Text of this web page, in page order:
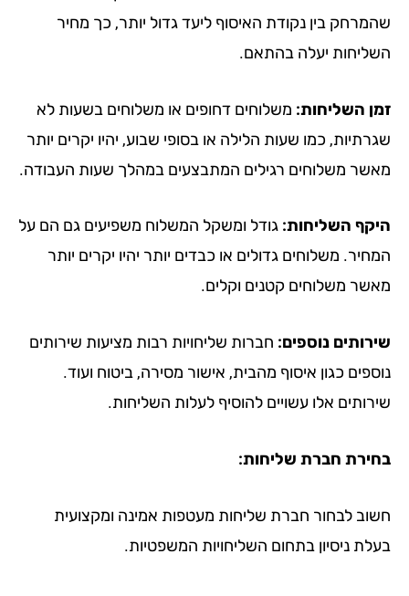
בין נקודת האיסוף ליעד גדול יותר, כך מחיר
יעלה בהתאם.
השליחות:משלוחים דחופים או משלוחים בשעות לא
כמו שעות הלילה או בסופי שבוע, יהיו יקרים יותר
משלוחים רגילים המתבצעים במהלך שעות העבודה.
השליחות:גודל ומשקל המשלוח משפיעים גם הם על
משלוחים גדולים או כבדים יותר יהיו יקרים יותר
משלוחים קטנים וקלים.
נוספים:חברות שליחויות רבות מציעות שירותים
כגון איסוף מהבית, אישור מסירה, ביטוח ועוד.
אלו עשויים להוסיף לעלות השליחות.
חברת שליחות:
לבחור חברת שליחות מעטפות אמינה ומקצועית
ניסיון בתחום השליחויות המשפטיות.